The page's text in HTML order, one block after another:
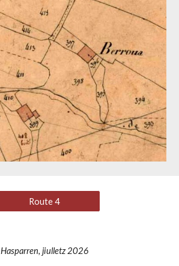
Route 4
Hasparren, jiulletz 2026